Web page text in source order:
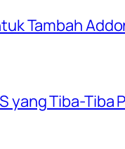
Tambah
yang Tiba-Tiba